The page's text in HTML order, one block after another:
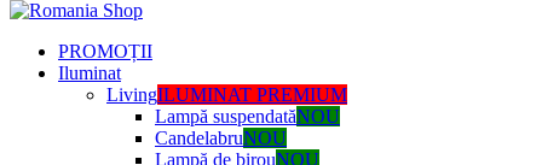
PROMOȚII
Iluminat
LivingILUMINAT PREMIUM
Lampă suspendatăNOU
CandelabruNOU
Lampă de birouNOU